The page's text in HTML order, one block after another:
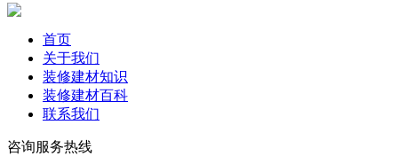
首页
关于我们
装修建材知识
装修建材百科
联系我们
咨询服务热线